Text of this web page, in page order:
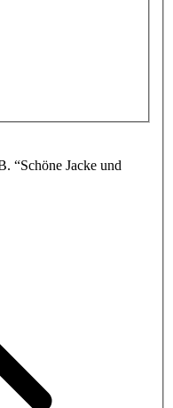
“Schöne Jacke und